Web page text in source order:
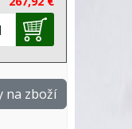
na zboží